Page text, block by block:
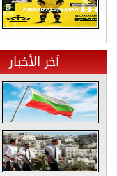
آخر الأخبار